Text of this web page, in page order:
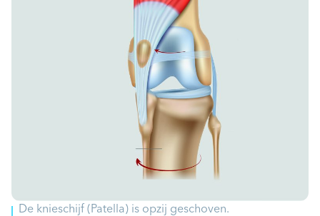
De knieschijf (Patella) is opzij geschoven.